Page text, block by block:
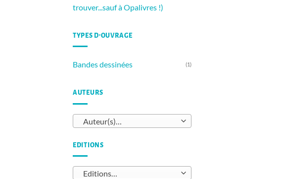
trouver...sauf à Opalivres !)
TYPES D’OUVRAGE
Bandes dessinées (1)
AUTEURS
Auteur(s)…
EDITIONS
Editions…